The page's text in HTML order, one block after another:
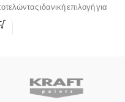
ιδανική επιλογή για
μοντέρνο μπάνιο. Διαθέτει
ασφαλείας 8mm, ενώ η
και λεκέδων από το νερό,
ευκολότερο